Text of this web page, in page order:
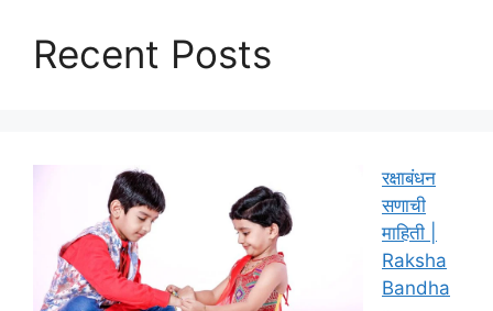
Recent Posts
रक्षाबंधन
सणाची
माहिती |
Raksha
Bandha